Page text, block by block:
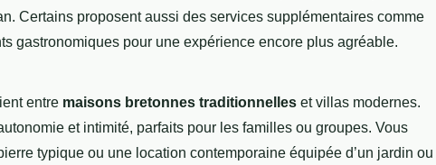
Certains proposent aussi des services supplémentaires comme
gastronomiques pour une expérience encore plus agréable.
entre maisons bretonnes traditionnelles et villas modernes.
et intimité, parfaits pour les familles ou groupes. Vous
typique ou une location contemporaine équipée d’un jardin ou